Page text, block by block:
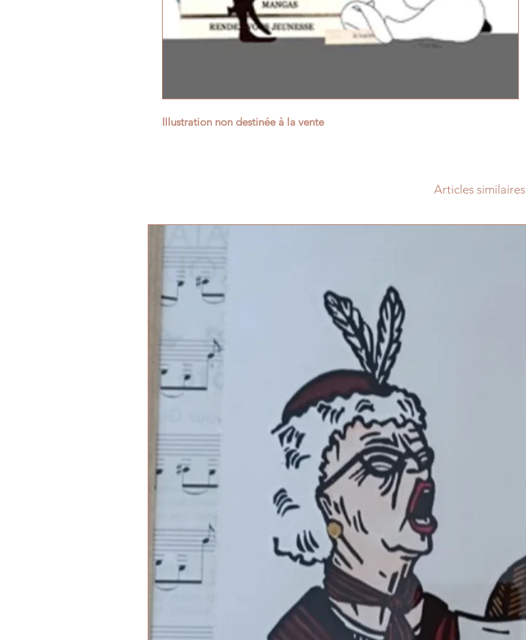
Illustration non destinée à la vente
Articles similaires